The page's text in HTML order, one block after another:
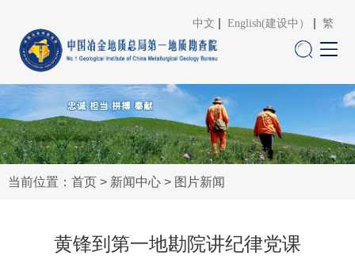
中文 English(建设中） 繁
当前位置： 首页 > 新闻中心 > 图片新闻
黄锋到第一地勘院讲纪律党课